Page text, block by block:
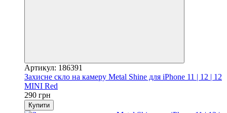
Артикул: 186391
Захисне скло на камеру Metal Shine для iPhone 11 | 12 | 12
MINI Red
290 грн
Купити